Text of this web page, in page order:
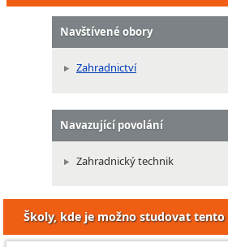
Navštívené obory
Zahradnictví
Navazující povolání
Zahradnický technik
Školy, kde je možno studovat